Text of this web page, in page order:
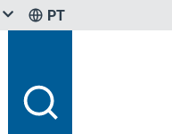
PT